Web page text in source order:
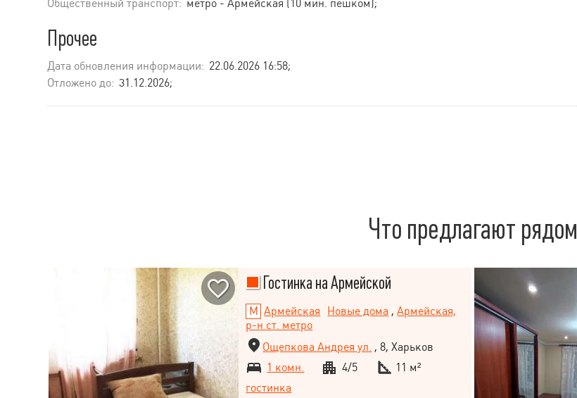
Общественный транспорт: метро - Армейская (10 мин. пешком);
Прочее
Дата обновления информации: 22.06.2026 16:58;
Отложено до: 31.12.2026;
Что предлагают рядом
Гостинка на Армейской
Армейская Новые дома ,Армейская,
р-н ст. метро
Ощепкова Андрея ул. , 8, Харьков
1 комн.
4/5
11 м²
гостинка